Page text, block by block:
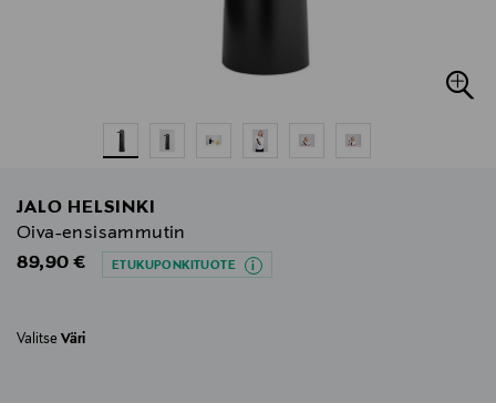
JALO HELSINKI
Oiva-ensisammutin
Original Price
89,90 € ETUKUPONKITUOTE
Valitse Väri